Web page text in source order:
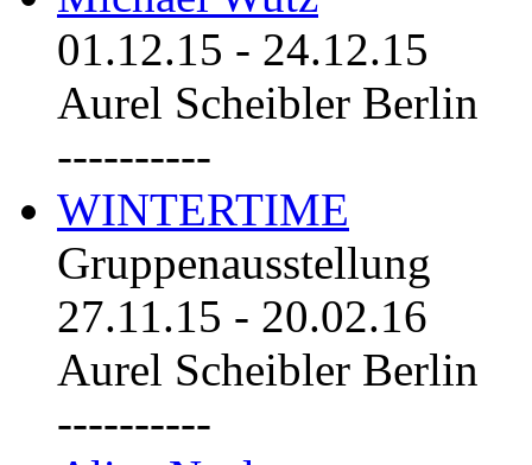
01.12.15 - 24.12.15
Aurel Scheibler Berlin
----------
WINTERTIME
Gruppenausstellung
27.11.15 - 20.02.16
Aurel Scheibler Berlin
----------